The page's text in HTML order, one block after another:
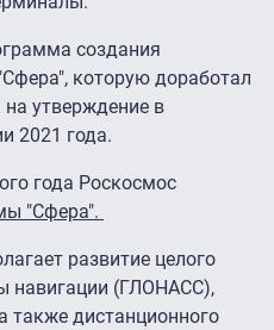
создания
которую доработал
утверждение в
2021 года.
года Роскосмос
"Сфера".
развитие целого
навигации (ГЛОНАСС),
также дистанционного